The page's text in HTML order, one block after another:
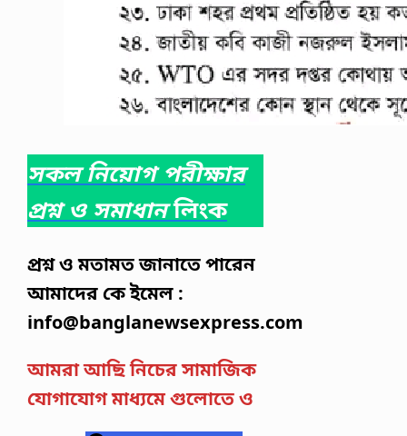
সকল নিয়োগ পরীক্ষার
প্রশ্ন ও সমাধানলিংক
প্রশ্ন ও মতামত জানাতে পারেন
আমাদের কে ইমেল :
info@banglanewsexpress.com
আমরা আছি নিচের সামাজিক
যোগাযোগ মাধ্যমে গুলোতে ও